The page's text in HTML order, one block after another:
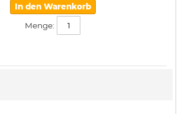
In den Warenkorb
Menge: